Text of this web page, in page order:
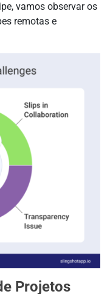
vamos observar os
remotas e
Projetos